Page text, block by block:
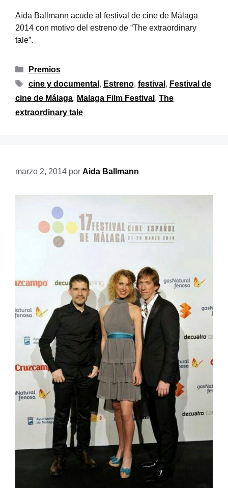
Aïda Ballmann acude al festival de cine de Málaga
2014 con motivo del estreno de “The extraordinary
tale”.
Premios
cine y documental , Estreno, festival , Festival de
cine de Málaga, Malaga Film Festival , The
extraordinary tale
marzo 2, 2014 por Aida Ballmann